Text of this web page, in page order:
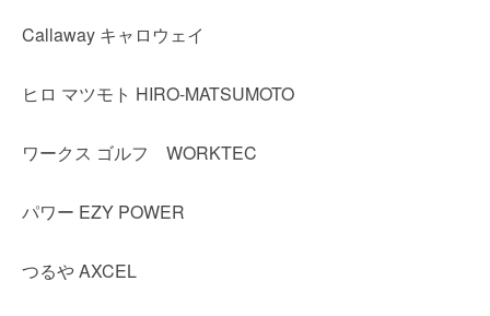
Callaway キャロウェイ
ヒロ マツモト HIRO-MATSUMOTO
ワークス ゴルフ WORKTEC
パワー EZY POWER
つるや AXCEL